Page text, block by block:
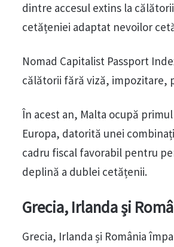
dintre accesul extins la
cetățeniei adaptat nevoilor
Nomad Capitalist Passport
călătorii fără viză, impozitare,
În acest an, Malta ocupă
Europa, datorită unei
cadru fiscal favorabil pentru
deplină a dublei cetățenii.
Grecia, Irlanda și
Grecia, Irlanda și România